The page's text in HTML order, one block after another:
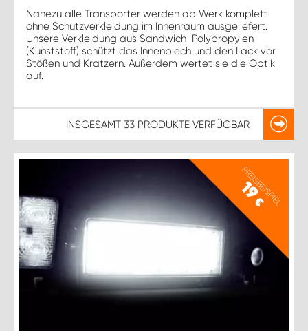
Nahezu alle Transporter werden ab Werk komplett
ohne Schutzverkleidung im Innenraum ausgeliefert.
Unsere Verkleidung aus Sandwich-Polypropylen
(Kunststoff) schützt das Innenblech und den Lack vor
Stößen und Kratzern. Außerdem wertet sie die Optik
auf.
INSGESAMT 33 PRODUKTE VERFÜGBAR
PREISBEISPIEL
19
€